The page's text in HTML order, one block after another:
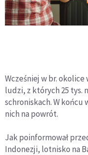
Wcześniej w br. okolice
ludzi, z których 25 tys.
schroniskach. W końcu
nich na powrót.
Jak poinformował
Indonezji, lotnisko na